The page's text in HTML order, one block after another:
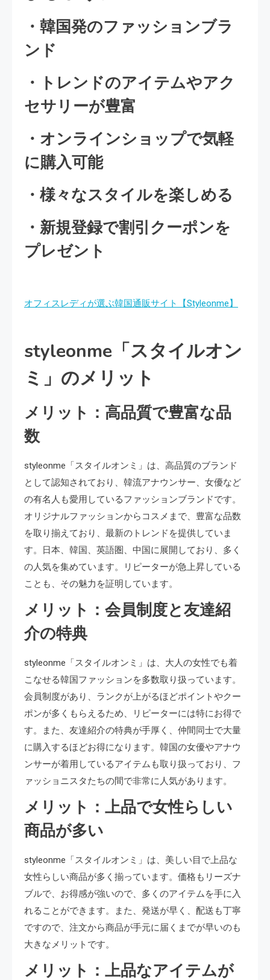
・韓国発のファッションブラ
ンド
・トレンドのアイテムやアク
セサリーが豊富
・オンラインショップで気軽
に購入可能
・様々なスタイルを楽しめる
・新規登録で割引クーポンを
プレゼント
オフィスレディが選ぶ韓国通販サイト【Styleonme】
styleonme「スタイルオン
ミ」のメリット
メリット：高品質で豊富な品
数
styleonme「スタイルオンミ」は、高品質のブランド
として認知されており、韓流アナウンサー、女優など
の有名人も愛用しているファッションブランドです。
オリジナルファッションからコスメまで、豊富な品数
を取り揃えており、最新のトレンドを提供していま
す。日本、韓国、英語圏、中国に展開しており、多く
の人気を集めています。リピーターが急上昇している
ことも、その魅力を証明しています。
メリット：会員制度と友達紹
介の特典
styleonme「スタイルオンミ」は、大人の女性でも着
こなせる韓国ファッションを多数取り扱っています。
会員制度があり、ランクが上がるほどポイントやクー
ポンが多くもらえるため、リピーターには特にお得で
す。また、友達紹介の特典が手厚く、仲間同士で大量
に購入するほどお得になります。韓国の女優やアナウ
ンサーが着用しているアイテムも取り扱っており、フ
ァッショニスタたちの間で非常に人気があります。
メリット：上品で女性らしい
商品が多い
styleonme「スタイルオンミ」は、美しい目で上品な
女性らしい商品が多く揃っています。価格もリーズナ
ブルで、お得感が強いので、多くのアイテムを手に入
れることができます。また、発送が早く、配送も丁寧
ですので、注文から商品が手元に届くまでが早いのも
大きなメリットです。
メリット：上品なアイテムが